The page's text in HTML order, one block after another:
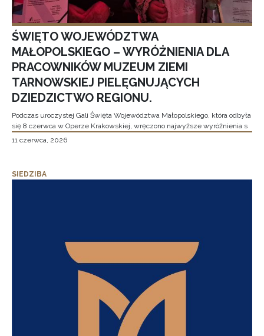
ŚWIĘTO WOJEWÓDZTWA
MAŁOPOLSKIEGO – WYRÓŻNIENIA DLA
PRACOWNIKÓW MUZEUM ZIEMI
TARNOWSKIEJ PIELĘGNUJĄCYCH
DZIEDZICTWO REGIONU.
Podczas uroczystej Gali Święta Województwa Małopolskiego, która odbyła
się 8 czerwca w Operze Krakowskiej, wręczono najwyższe wyróżnienia s
11 czerwca, 2026
SIEDZIBA